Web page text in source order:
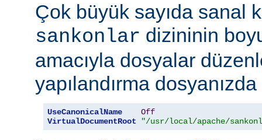
Çok büyük sayıda sanal
sankonlar dizininin
amacıyla dosyalar
yapılandırma
UseCanonicalName
Off
VirtualDocumentRoot
"/usr/local/apache/